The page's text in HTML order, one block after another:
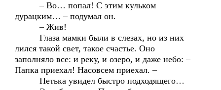
– Во… попал! С этим кульком
дурацким… – подумал он.
– Жив!
Глаза мамки были в слезах, но из них
лился такой свет, такое счастье. Оно
заполняло все: и реку, и озеро, и даже небо: –
Папка приехал! Насовсем приехал. –
Петька увидел быстро подходящего…